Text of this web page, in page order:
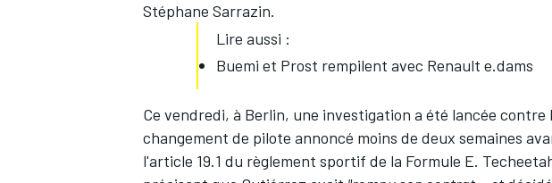
Stéphane Sarrazin.
Lire aussi :
Buemi et Prost rempilent avec Renault e.dams
Ce vendredi, à Berlin, une investigation a été lancée contre
changement de pilote annoncé moins de deux semaines
l'article 19.1 du règlement sportif de la Formule E.